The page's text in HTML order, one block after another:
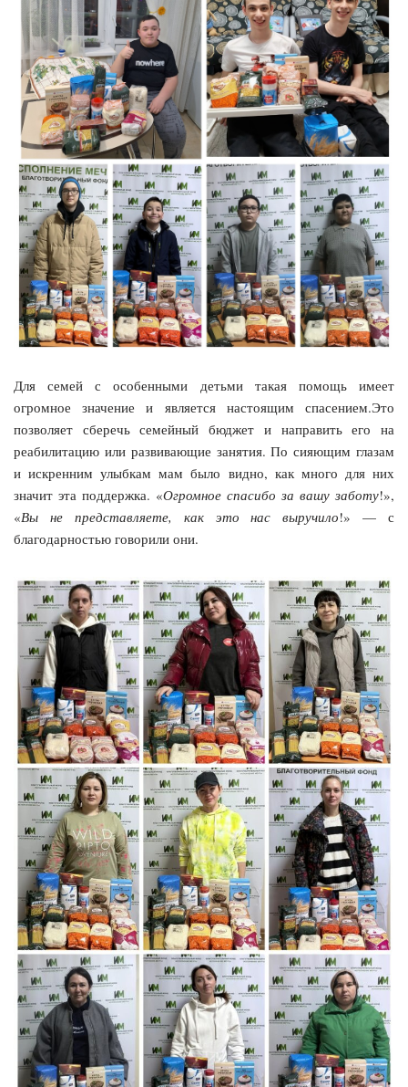
Для семей с особенными детьми такая помощь имеет
огромное значение и является настоящим спасением.Это
позволяет сберечь семейный бюджет и направить его на
реабилитацию или развивающие занятия. По сияющим глазам
и искренним улыбкам мам было видно, как много для них
значит эта поддержка. «Огромное спасибо за вашу заботу!»,
«Вы не представляете, как это нас выручило!» — с
благодарностью говорили они.